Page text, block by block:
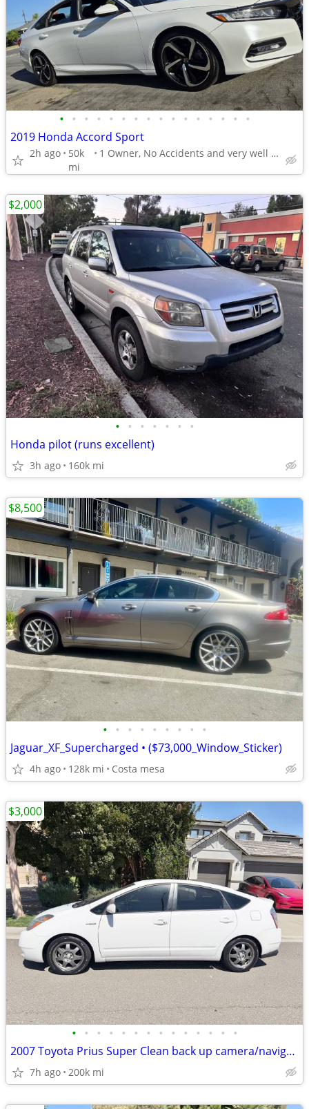
• • • • • • • • • • • • • • • •
2019 Honda Accord Sport
2h ago
50k
mi
1 Owner, No Accidents and very well maintenance
• • • • • • •
Honda pilot (runs excellent)
3h ago 160k mi
$2,000
• • • • • • • • •
Jaguar_XF_Supercharged • ($73,000_Window_Sticker)
4h ago 128k mi Costa mesa
$8,500
• • • • • • • • • • • • • •
2007 Toyota Prius Super Clean back up camera/navigation
7h ago 200k mi
$3,000